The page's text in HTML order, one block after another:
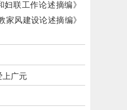
妇联工作论述摘编》
家风建设论述摘编》
上广元